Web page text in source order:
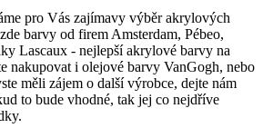
pro Vás zajímavy výběr akrylových
barvy od firem Amsterdam, Pébeo,
Lascaux - nejlepší akrylové barvy na
nakupovat i olejové barvy VanGogh, nebo
měli zájem o další výrobce, dejte nám
to bude vhodné, tak jej co nejdříve